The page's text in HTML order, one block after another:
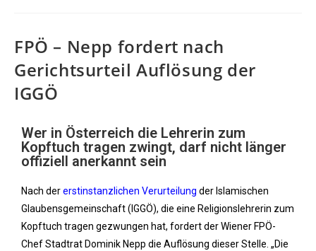
FPÖ – Nepp fordert nach
Gerichtsurteil Auflösung der
IGGÖ
Wer in Österreich die Lehrerin zum
Kopftuch tragen zwingt, darf nicht länger
offiziell anerkannt sein
Nach dererstinstanzlichen Verurteilung der Islamischen
Glaubensgemeinschaft (IGGÖ), die eine Religionslehrerin zum
Kopftuch tragen gezwungen hat, fordert der Wiener FPÖ-
Chef Stadtrat Dominik Nepp die Auflösung dieser Stelle. „Die